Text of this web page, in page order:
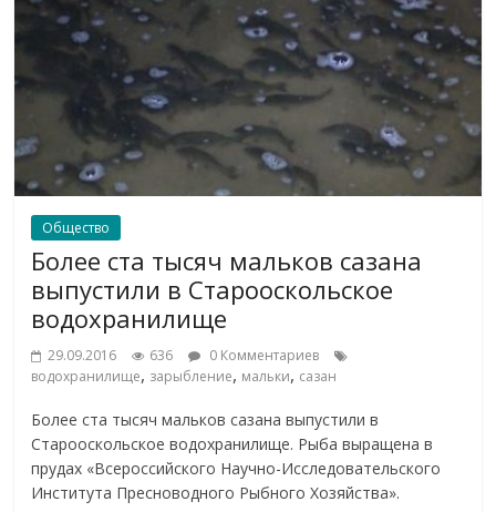
Общество
Более ста тысяч мальков сазана
выпустили в Старооскольское
водохранилище
29.09.2016 636
0 Комментариев
водохранилище, зарыбление, мальки, сазан
Более ста тысяч мальков сазана выпустили в
Старооскольское водохранилище. Рыба выращена в
прудах «Всероссийского Научно-Исследовательского
Института Пресноводного Рыбного Хозяйства».